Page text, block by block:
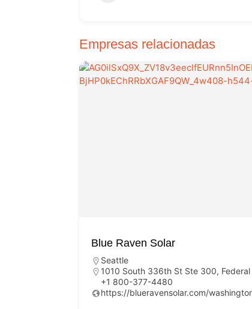
Empresas relacionadas
Blue Raven Solar
Seattle
1010 South 336th St Ste 300,
+1 800-377-4480
https://blueravensolar.com/